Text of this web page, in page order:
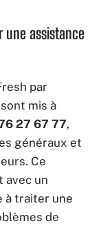
une assistance
par
mis à
27 67 77,
généraux et
Ce
avec un
à traiter une
de